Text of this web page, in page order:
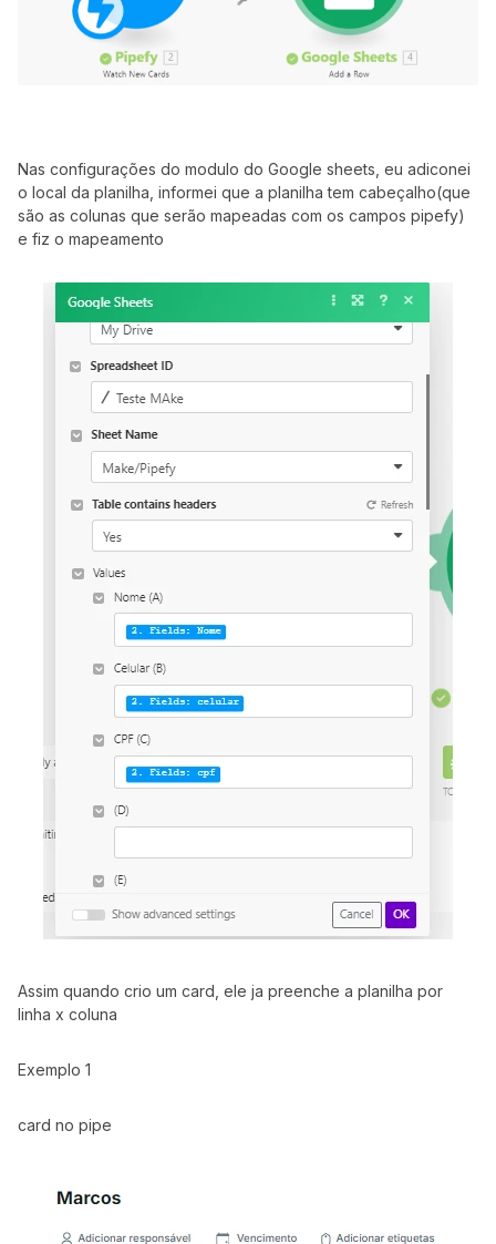
Nas configurações do modulo do Google sheets, eu adiconei
o local da planilha, informei que a planilha tem cabeçalho(que
são as colunas que serão mapeadas com os campos pipefy)
e fiz o mapeamento
Assim quando crio um card, ele ja preenche a planilha por
linha x coluna
Exemplo 1
card no pipe